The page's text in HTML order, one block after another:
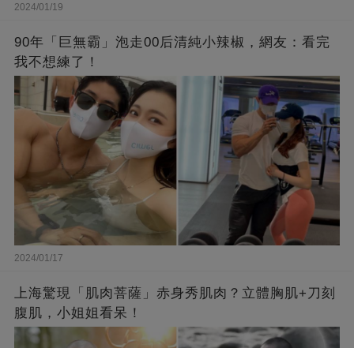
2024/01/19
90年「巨無霸」泡走00后清純小辣椒，網友：看完
我不想練了！
2024/01/17
上海驚現「肌肉菩薩」赤身秀肌肉？立體胸肌+刀刻
腹肌，小姐姐看呆！